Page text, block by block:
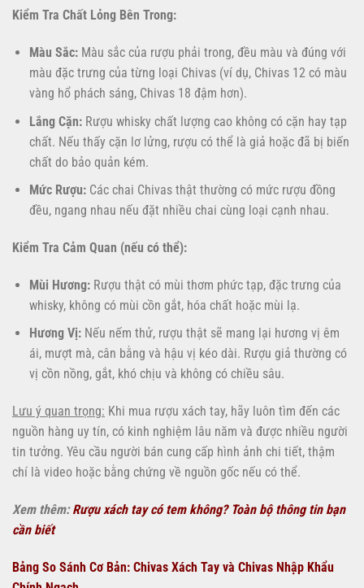
Kiểm Tra Chất Lỏng Bên Trong:
Màu Sắc:Màu sắc của rượu phải trong, đều màu và đúng với
màu đặc trưng của từng loại Chivas (ví dụ, Chivas 12 có màu
vàng hổ phách sáng, Chivas 18 đậm hơn).
Lắng Cặn:Rượu whisky chất lượng cao không có cặn hay tạp
chất. Nếu thấy cặn lơ lửng, rượu có thể là giả hoặc đã bị biến
chất do bảo quản kém.
Mức Rượu:Các chai Chivas thật thường có mức rượu đồng
đều, ngang nhau nếu đặt nhiều chai cùng loại cạnh nhau.
Kiểm Tra Cảm Quan (nếu có thể):
Mùi Hương:Rượu thật có mùi thơm phức tạp, đặc trưng của
whisky, không có mùi cồn gắt, hóa chất hoặc mùi lạ.
Hương Vị:Nếu nếm thử, rượu thật sẽ mang lại hương vị êm
ái, mượt mà, cân bằng và hậu vị kéo dài. Rượu giả thường có
vị cồn nồng, gắt, khó chịu và không có chiều sâu.
Lưu ý quan trọng: Khi mua rượu xách tay, hãy luôn tìm đến các
nguồn hàng uy tín, có kinh nghiệm lâu năm và được nhiều người
tin tưởng. Yêu cầu người bán cung cấp hình ảnh chi tiết, thậm
chí là video hoặc bằng chứng về nguồn gốc nếu có thể.
Xem thêm:Rượu xách tay có tem không? Toàn bộ thông tin bạn
cần biết
Bảng So Sánh Cơ Bản: Chivas Xách Tay và Chivas Nhập Khẩu